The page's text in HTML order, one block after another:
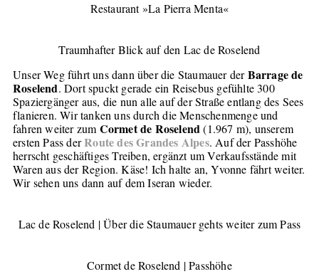
Restaurant »La Pierra Menta«
Traumhafter Blick auf den Lac de Roselend
Unser Weg führt uns dann über die Staumauer derBarrage de
Roselend. Dort spuckt gerade ein Reisebus gefühlte 300
Spaziergänger aus, die nun alle auf der Straße entlang des Sees
flanieren. Wir tanken uns durch die Menschenmenge und
fahren weiter zumCormet de Roselend(1.967 m), unserem
ersten Pass derRoute des Grandes Alpes. Auf der Passhöhe
herrscht geschäftiges Treiben, ergänzt um Verkaufsstände mit
Waren aus der Region. Käse! Ich halte an, Yvonne fährt weiter.
Wir sehen uns dann auf dem Iseran wieder.
Lac de Roselend | Über die Staumauer gehts weiter zum Pass
Cormet de Roselend | Passhöhe